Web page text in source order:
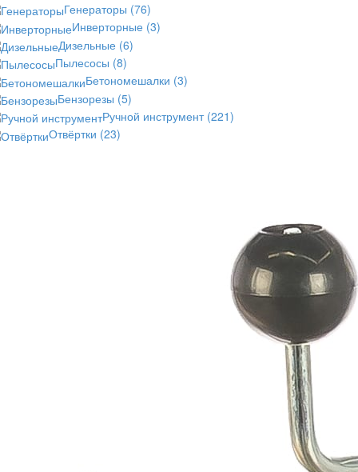
Генераторы (76)
Инверторные (3)
Дизельные (6)
Пылесосы (8)
Бетономешалки (3)
Бензорезы (5)
Ручной инструмент (221)
Отвёртки (23)